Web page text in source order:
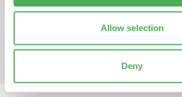
may combine it with other information
provided to them or that they’ve
Allow selection
Deny
Mantenimento della capacità
autofinanziamento